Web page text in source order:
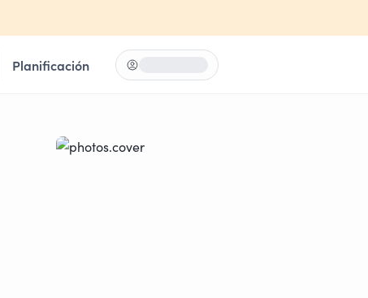
Planificación Loading...